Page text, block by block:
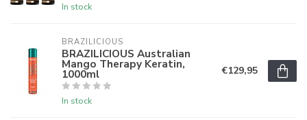
In stock
BRAZILICIOUS
BRAZILICIOUS Australian
Mango Therapy Keratin,
1000ml
In stock
€129,95